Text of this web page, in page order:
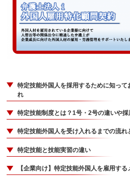
特定技能外国人を採用するために知っ
れ
特定技能制度とは？1号・2号の違いや
特定技能外国人を受け入れるまでの流れ
特定技能と技能実習の違い
【企業向け】特定技能外国人を雇用す